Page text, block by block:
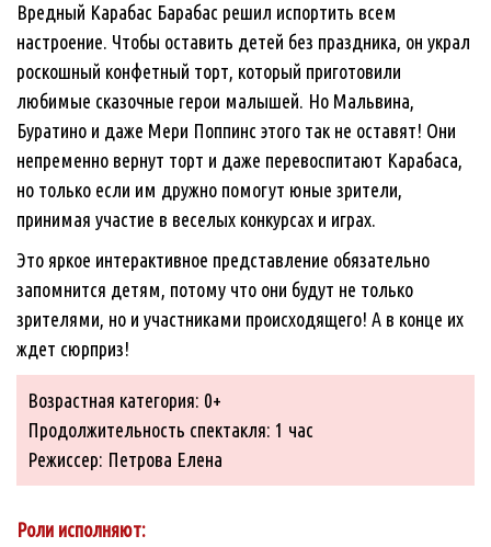
Вредный Карабас Барабас решил испортить всем
настроение. Чтобы оставить детей без праздника, он украл
роскошный конфетный торт, который приготовили
любимые сказочные герои малышей. Но Мальвина,
Буратино и даже Мери Поппинс этого так не оставят! Они
непременно вернут торт и даже перевоспитают Карабаса,
но только если им дружно помогут юные зрители,
принимая участие в веселых конкурсах и играх.
Это яркое интерактивное представление обязательно
запомнится детям, потому что они будут не только
зрителями, но и участниками происходящего! А в конце их
ждет сюрприз!
Возрастная категория: 0+
Продолжительность спектакля: 1 час
Режиссер: Петрова Елена
Роли исполняют: